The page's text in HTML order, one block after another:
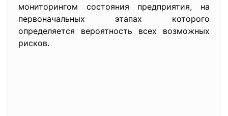
мониторингом состояния предприятия, на
первоначальных этапах которого
определяется вероятность всех возможных
рисков.